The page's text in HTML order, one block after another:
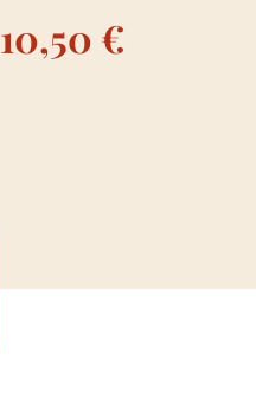
10,50 €